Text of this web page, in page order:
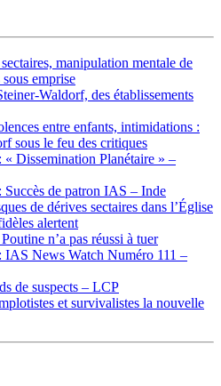
manipulation mentale de
emprise
Waldorf, des établissements
entre enfants, intimidations :
sous le feu des critiques
Dissemination Planétaire » –
de patron IAS – Inde
de dérives sectaires dans l’Église
alertent
n’a pas réussi à tuer
IAS News Watch Numéro 111 –
de suspects – LCP
et survivalistes la nouvelle